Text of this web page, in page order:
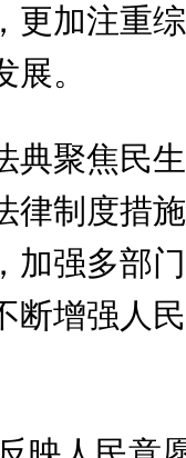
加注重
。
聚焦民
制度措
强多部
增强人